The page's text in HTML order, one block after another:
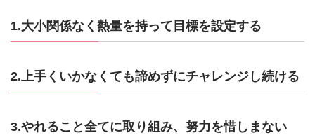
1.大小関係なく熱量を持って目標を設定する
2.上手くいかなくても諦めずにチャレンジし続ける
3.やれること全てに取り組み、努力を惜しまない